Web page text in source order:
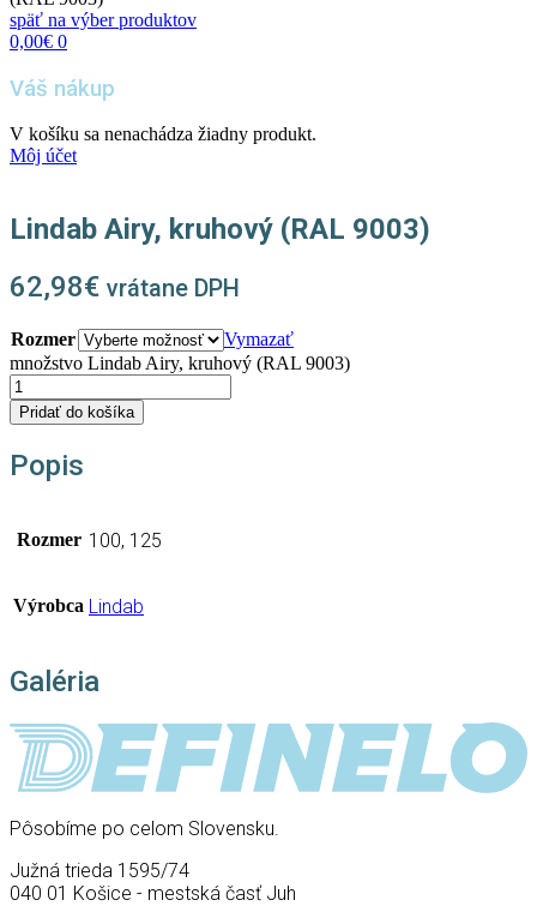
späť na výber produktov
0,00€ 0
Váš nákup
V košíku sa nenachádza žiadny produkt.
Môj účet
Lindab Airy, kruhový (RAL 9003)
62,98€ vrátane DPH
Rozmer
Vymazať
množstvo Lindab Airy, kruhový (RAL 9003)
Pridať do košíka
Popis
Rozmer 100, 125
Výrobca Lindab
Galéria
Pôsobíme po celom Slovensku.
Južná trieda 1595/74
040 01 Košice - mestská časť Juh